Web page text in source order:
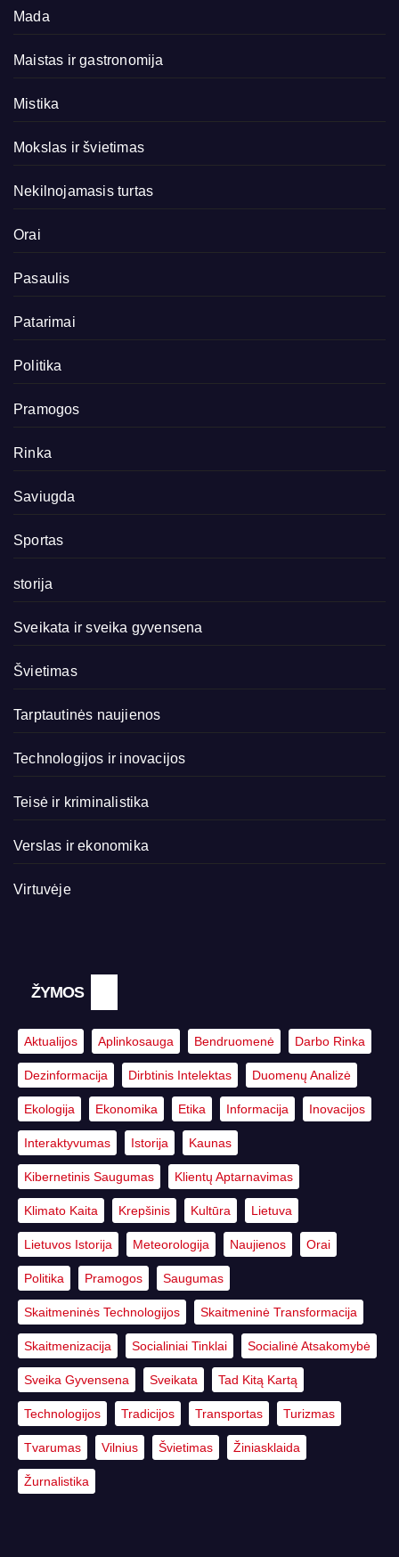
Mada
Maistas ir gastronomija
Mistika
Mokslas ir švietimas
Nekilnojamasis turtas
Orai
Pasaulis
Patarimai
Politika
Pramogos
Rinka
Saviugda
Sportas
storija
Sveikata ir sveika gyvensena
Švietimas
Tarptautinės naujienos
Technologijos ir inovacijos
Teisė ir kriminalistika
Verslas ir ekonomika
Virtuvėje
ŽYMOS
Aktualijos Aplinkosauga Bendruomenė Darbo Rinka
Dezinformacija Dirbtinis Intelektas Duomenų Analizė
Ekologija Ekonomika Etika Informacija Inovacijos
Interaktyvumas Istorija Kaunas
Kibernetinis Saugumas Klientų Aptarnavimas
Klimato Kaita Krepšinis Kultūra Lietuva
Lietuvos Istorija Meteorologija Naujienos Orai
Politika Pramogos Saugumas
Skaitmeninės Technologijos Skaitmeninė Transformacija
Skaitmenizacija Socialiniai Tinklai Socialinė Atsakomybė
Sveika Gyvensena Sveikata Tad Kitą Kartą
Technologijos Tradicijos Transportas Turizmas
Tvarumas Vilnius Švietimas Žiniasklaida
Žurnalistika